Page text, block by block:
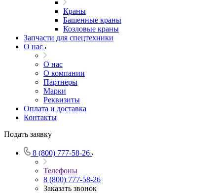
Краны
Башенные краны
Козловые краны
Запчасти для спецтехники
О нас
О нас
О компании
Партнеры
Марки
Реквизиты
Оплата и доставка
Контакты
Подать заявку
8 (800) 777-58-26
Телефоны
8 (800) 777-58-26
Заказать звонок